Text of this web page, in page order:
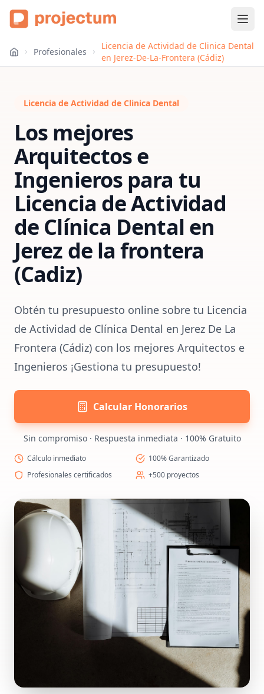
Profesionales
Licencia de Actividad de Clinica Dental
en Jerez-De-La-Frontera (Cádiz)
Licencia de Actividad de Clinica Dental
Los mejores
Arquitectos e
Ingenieros para tu
Licencia de Actividad
de Clínica Dental en
Jerez de la frontera
(Cadiz)
Obtén tu presupuesto online sobre tu Licencia
de Actividad de Clínica Dental en Jerez De La
Frontera (Cádiz) con los mejores Arquitectos e
Ingenieros ¡Gestiona tu presupuesto!
Calcular Honorarios
Sin compromiso · Respuesta inmediata · 100% Gratuito
Cálculo inmediato
100% Garantizado
Profesionales certificados
+500 proyectos